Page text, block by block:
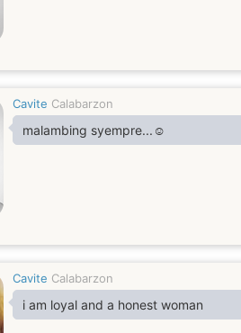
Cavite Calabarzon
malambing syempre...☺️
Cavite Calabarzon
i am loyal and a honest woman